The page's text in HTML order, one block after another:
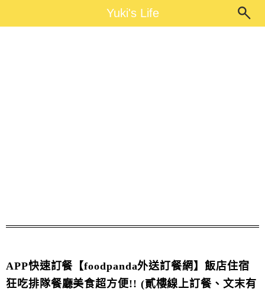
Yuki's LifeYuki's Life
APP快速訂餐【foodpanda外送訂餐網】飯店住宿
狂吃排隊餐廳美食超方便!! (貳樓線上訂餐、文末有